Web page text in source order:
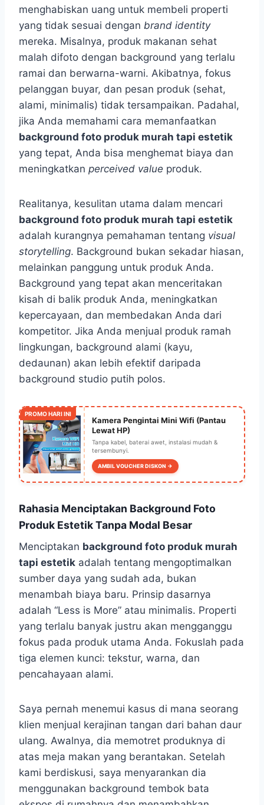
menghabiskan uang untuk membeli properti
yang tidak sesuai dengan brand identity
mereka. Misalnya, produk makanan sehat
malah difoto dengan background yang terlalu
ramai dan berwarna-warni. Akibatnya, fokus
pelanggan buyar, dan pesan produk (sehat,
alami, minimalis) tidak tersampaikan. Padahal,
jika Anda memahami cara memanfaatkan
background foto produk murah tapi estetik
yang tepat, Anda bisa menghemat biaya dan
meningkatkan perceived value produk.
Realitanya, kesulitan utama dalam mencari
background foto produk murah tapi estetik
adalah kurangnya pemahaman tentang visual
storytelling. Background bukan sekadar hiasan,
melainkan panggung untuk produk Anda.
Background yang tepat akan menceritakan
kisah di balik produk Anda, meningkatkan
kepercayaan, dan membedakan Anda dari
kompetitor. Jika Anda menjual produk ramah
lingkungan, background alami (kayu,
dedaunan) akan lebih efektif daripada
background studio putih polos.
PROMO HARI INI
Kamera Pengintai Mini Wifi (Pantau
Lewat HP)
Tanpa kabel, baterai awet, instalasi mudah &
tersembunyi.
AMBIL VOUCHER DISKON →
Rahasia Menciptakan Background Foto
Produk Estetik Tanpa Modal Besar
Menciptakan background foto produk murah
tapi estetik adalah tentang mengoptimalkan
sumber daya yang sudah ada, bukan
menambah biaya baru. Prinsip dasarnya
adalah “Less is More” atau minimalis. Properti
yang terlalu banyak justru akan mengganggu
fokus pada produk utama Anda. Fokuslah pada
tiga elemen kunci: tekstur, warna, dan
pencahayaan alami.
Saya pernah menemui kasus di mana seorang
klien menjual kerajinan tangan dari bahan daur
ulang. Awalnya, dia memotret produknya di
atas meja makan yang berantakan. Setelah
kami berdiskusi, saya menyarankan dia
menggunakan background tembok bata